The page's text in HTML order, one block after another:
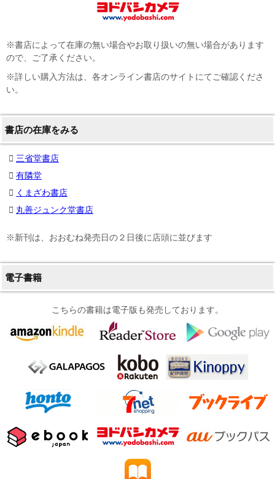
※書店によって在庫の無い場合やお取り扱いの無い場合があります
ので、ご了承ください。
※詳しい購入方法は、各オンライン書店のサイトにてご確認くださ
い。
書店の在庫をみる
三省堂書店
有隣堂
くまざわ書店
丸善ジュンク堂書店
※新刊は、おおむね発売日の２日後に店頭に並びます
電子書籍
こちらの書籍は電子版も発売しております。